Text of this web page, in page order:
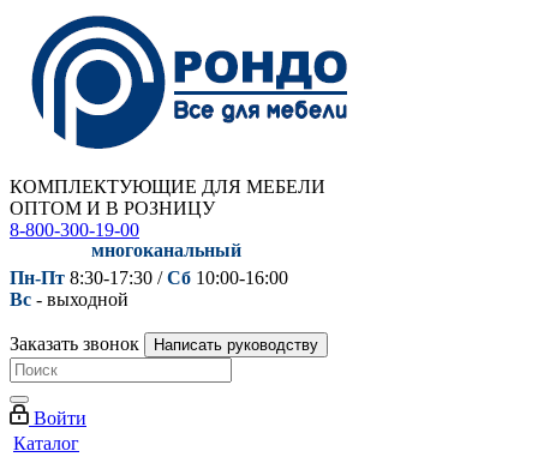
КОМПЛЕКТУЮЩИЕ ДЛЯ МЕБЕЛИ
ОПТОМ И В РОЗНИЦУ
8-800-300-19-00
многоканальный
Пн-Пт 8:30-17:30 /Сб 10:00-16:00
Вс - выходной
Заказать звонок Написать руководству
Войти
Каталог